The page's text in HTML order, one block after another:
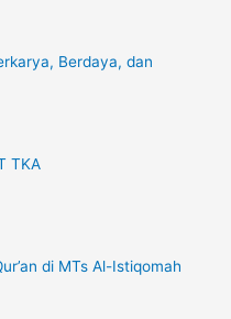
Berdaya, dan
TKA
di MTs Al-Istiqomah